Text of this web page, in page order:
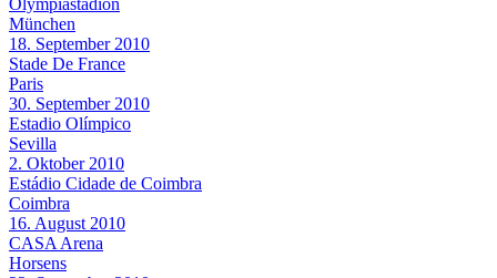
München
18. September 2010
Stade De France
Paris
30. September 2010
Estadio Olímpico
Sevilla
2. Oktober 2010
Estádio Cidade de Coimbra
Coimbra
16. August 2010
CASA Arena
Horsens